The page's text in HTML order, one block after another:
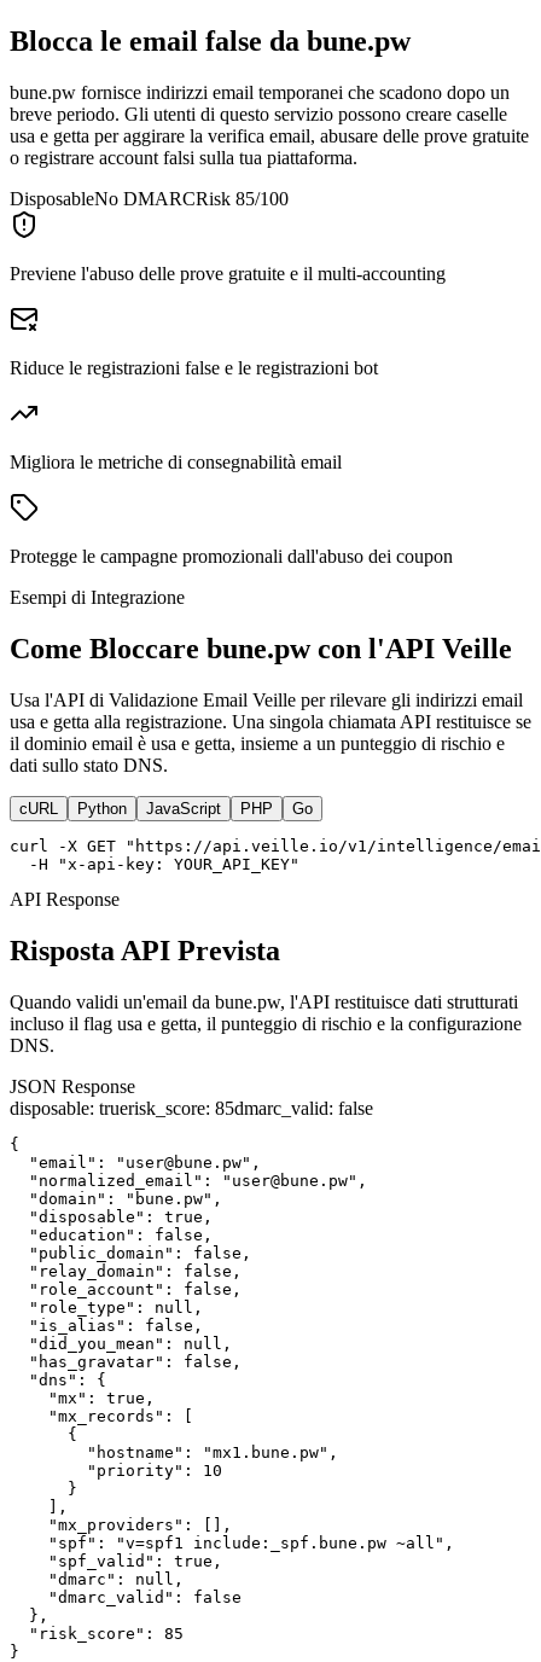
Blocca le email false da bune.pw
bune.pw fornisce indirizzi email temporanei che scadono dopo un
breve periodo. Gli utenti di questo servizio possono creare caselle
usa e getta per aggirare la verifica email, abusare delle prove gratuite
o registrare account falsi sulla tua piattaforma.
DisposableNo DMARCRisk 85/100
Previene l'abuso delle prove gratuite e il multi-accounting
Riduce le registrazioni false e le registrazioni bot
Migliora le metriche di consegnabilità email
Protegge le campagne promozionali dall'abuso dei coupon
Esempi di Integrazione
Come Bloccare bune.pw con l'API Veille
Usa l'API di Validazione Email Veille per rilevare gli indirizzi email
usa e getta alla registrazione. Una singola chiamata API restituisce se
il dominio email è usa e getta, insieme a un punteggio di rischio e
dati sullo stato DNS.
cURL Python JavaScript PHP Go
curl -X GET "https://api.veille.io/v1/intelligence/
  -H "x-api-key: YOUR_API_KEY"
API Response
Risposta API Prevista
Quando validi un'email da bune.pw, l'API restituisce dati strutturati
incluso il flag usa e getta, il punteggio di rischio e la configurazione
DNS.
JSON Response
disposable: truerisk_score: 85dmarc_valid: false
{
  "email": "user@bune.pw",
  "normalized_email": "user@bune.pw",
  "domain": "bune.pw",
  "disposable": true,
  "education": false,
  "public_domain": false,
  "relay_domain": false,
  "role_account": false,
  "role_type": null,
  "is_alias": false,
  "did_you_mean": null,
  "has_gravatar": false,
  "dns": {
    "mx": true,
    "mx_records": [
      {
        "hostname": "mx1.bune.pw",
        "priority": 10
      }
    ],
    "mx_providers": [],
    "spf": "v=spf1 include:_spf.bune.pw ~all",
    "spf_valid": true,
    "dmarc": null,
    "dmarc_valid": false
  },
  "risk_score": 85
}